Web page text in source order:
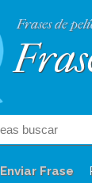
Frases de
Enviar Frase